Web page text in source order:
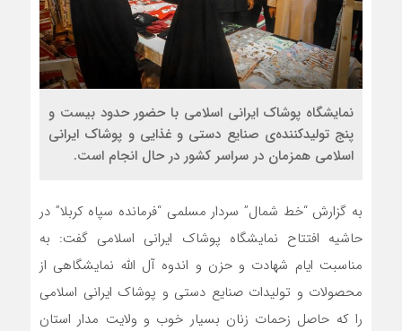
نمایشگاه پوشاک ایرانی اسلامی با حضور حدود بیست و
پنج تولیدکننده‌ی صنایع دستی و غذایی و پوشاک ایرانی
اسلامی همزمان در سراسر کشور در حال انجام است.
به گزارش “خط شمال” سردار مسلمی “فرمانده سپاه کربلا” در
حاشیه افتتاح نمایشگاه پوشاک ایرانی اسلامی گفت: به
مناسبت ایام شهادت و حزن و اندوه آل الله نمایشگاهی از
محصولات و تولیدات صنایع دستی و پوشاک ایرانی اسلامی
را که حاصل زحمات زنان بسیار خوب و ولایت مدار استان